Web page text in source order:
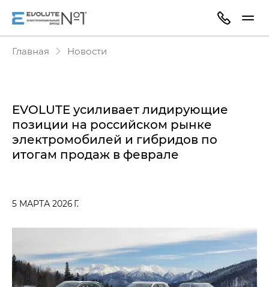
Главная Новости
EVOLUTE усиливает лидирующие
позиции на российском рынке
электромобилей и гибридов по
итогам продаж в феврале
5 МАРТА 2026 Г.